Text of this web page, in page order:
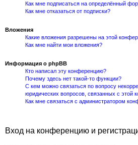
Как мне подписаться на определённый
Как мне отказаться от подписки?
Вложения
Какие вложения разрешены на этой
Как мне найти мои вложения?
Информация о phpBB
Кто написал эту конференцию?
Почему здесь нет такой-то функции?
С кем можно связаться по вопросу
юридических вопросов, связанных с этой
Как мне связаться с администратором
Вход на конференцию и